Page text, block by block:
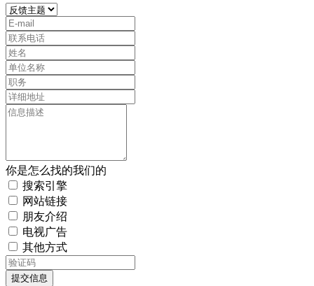
你是怎么找的我们的
搜索引擎
网站链接
朋友介绍
电视广告
其他方式
提交信息